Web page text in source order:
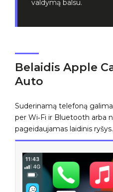
valdymą balsu.
Belaidis Apple
Auto
Suderinamą telefoną
per Wi‑Fi ir Bluetooth arba
pageidaujamas laidinis ryšys.